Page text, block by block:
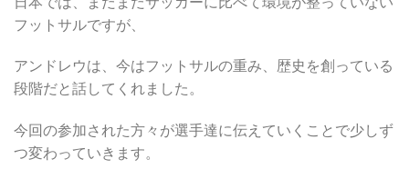
フットサルですが、
アンドレウは、今はフットサルの重み、歴史を創っている
段階だと話してくれました。
今回の参加された方々が選手達に伝えていくことで少しず
つ変わっていきます。